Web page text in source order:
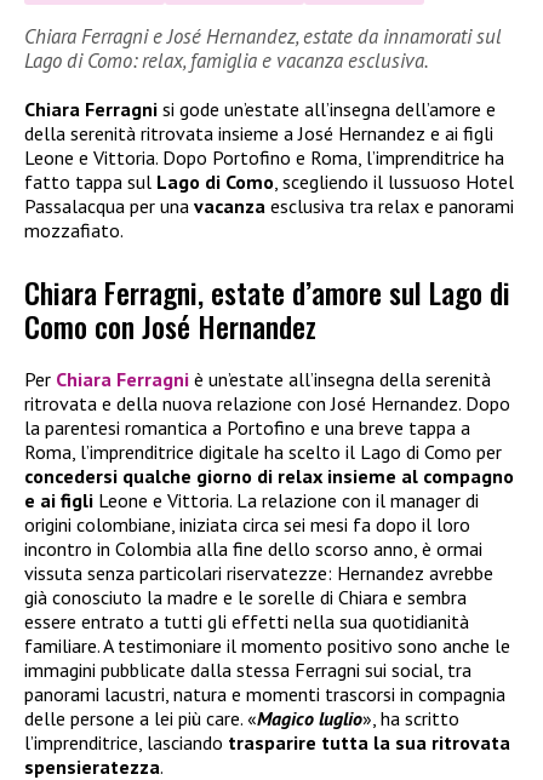
Chiara Ferragni e José Hernandez, estate da innamorati sul
Lago di Como: relax, famiglia e vacanza esclusiva.
Chiara Ferragni si gode un’estate all’insegna dell’amore e
della serenità ritrovata insieme a José Hernandez e ai figli
Leone e Vittoria. Dopo Portofino e Roma, l’imprenditrice ha
fatto tappa sul Lago di Como, scegliendo il lussuoso Hotel
Passalacqua per una vacanza esclusiva tra relax e panorami
mozzafiato.
Chiara Ferragni, estate d’amore sul Lago di
Como con José Hernandez
Per Chiara Ferragni è un’estate all’insegna della serenità
ritrovata e della nuova relazione con José Hernandez. Dopo
la parentesi romantica a Portofino e una breve tappa a
Roma, l’imprenditrice digitale ha scelto il Lago di Como per
concedersi qualche giorno di relax insieme al compagno
e ai figli Leone e Vittoria. La relazione con il manager di
origini colombiane, iniziata circa sei mesi fa dopo il loro
incontro in Colombia alla fine dello scorso anno, è ormai
vissuta senza particolari riservatezze: Hernandez avrebbe
già conosciuto la madre e le sorelle di Chiara e sembra
essere entrato a tutti gli effetti nella sua quotidianità
familiare. A testimoniare il momento positivo sono anche le
immagini pubblicate dalla stessa Ferragni sui social, tra
panorami lacustri, natura e momenti trascorsi in compagnia
delle persone a lei più care. «Magico luglio», ha scritto
l’imprenditrice, lasciando trasparire tutta la sua ritrovata
spensieratezza.